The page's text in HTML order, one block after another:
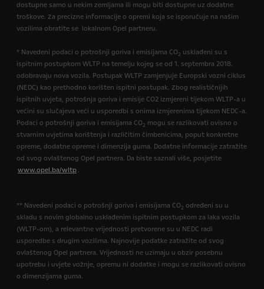
dostupne samo u nekim zemljama ili mogu biti dostupne uz dodatne
troškove. Za precizne informacije o opremi koja se isporučuje na našim
vozilima obratite se lokalnom Opel partneru.
* Navedeni podaci o potrošnji goriva i emisijama CO2 usklađeni su s
ispitnim postupkom WLTP na temelju kojeg se od 1. septembra 2018.
odobravaju nova vozila. Postupak WLTP zamjenjuje Europski vozni ciklus
(NEDC) kao prethodno korišten ispitni postupak. Zbog realističnijih
ispitnih uvjeta, potrošnja goriva i emisije CO2 izmjereni tijekom WLTP-a u
većini su slučajeva veći u usporedbi s onima izmjerenima tijekom NEDC-a.
Podaci o potrošnji goriva i emisijama CO2 mogu se razlikovati ovisno o
stvarnim uvjetima korištenja i različitim čimbenicima, poput konkretne
opreme, dodatne opreme i dimenzija guma. Dodatne informacije zatražite
od svog ovlaštenog Opel partnera. Da biste saznali više, posjetite
www.opel.ba/wltp .
** Navedeni podaci o potrošnji goriva i emisijama CO2 određeni su u
skladu s novim globalno usklađenim ispitnim postupkom za laka vozila
(WLTP-om), a relevantne vrijednosti pretvorene su u NEDC radi
usporedbe s drugim vozilima. Najnovije podatke zatražite od svog
ovlaštenog Opel partnera. Vrijednosti ne uzimaju u obzir posebnu
upotrebu i uvjete vožnje, opremu ni dodatke i mogu se razlikovati ovisno
o dimenzijama guma.